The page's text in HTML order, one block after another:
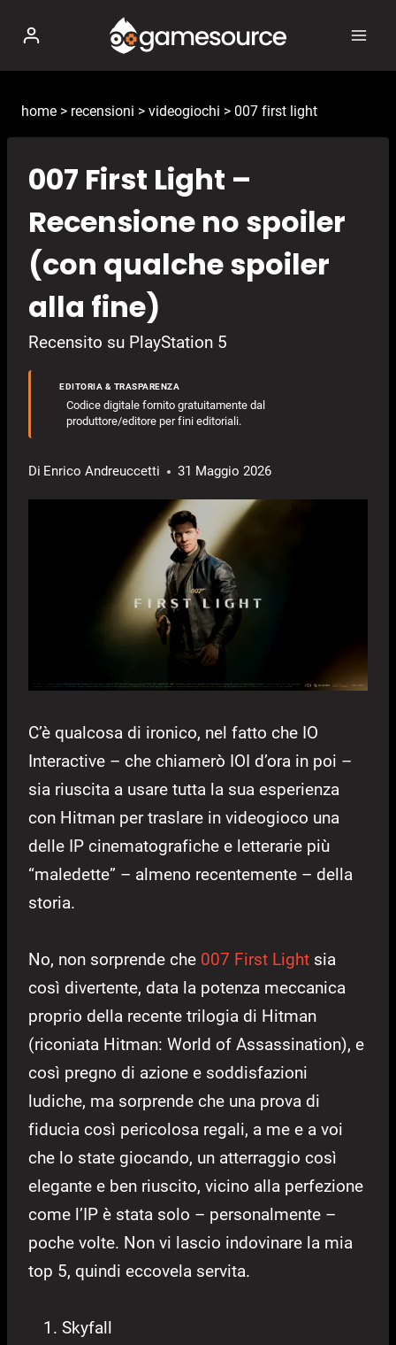
contenuto
home > recensioni > videogiochi > 007 first light
007 First Light –
Recensione no spoiler
(con qualche spoiler
alla fine)
Recensito su PlayStation 5
EDITORIA & TRASPARENZA
Codice digitale fornito gratuitamente dal
produttore/editore per fini editoriali.
Di Enrico Andreuccetti 31 Maggio 2026
C’è qualcosa di ironico, nel fatto che IO
Interactive – che chiamerò IOI d’ora in poi –
sia riuscita a usare tutta la sua esperienza
con Hitman per traslare in videogioco una
delle IP cinematografiche e letterarie più
“maledette” – almeno recentemente – della
storia.
No, non sorprende che 007 First Light sia
così divertente, data la potenza meccanica
proprio della recente trilogia di Hitman
(riconiata Hitman: World of Assassination), e
così pregno di azione e soddisfazioni
ludiche, ma sorprende che una prova di
fiducia così pericolosa regali, a me e a voi
che lo state giocando, un atterraggio così
elegante e ben riuscito, vicino alla perfezione
come l’IP è stata solo – personalmente –
poche volte. Non vi lascio indovinare la mia
top 5, quindi eccovela servita.
Skyfall